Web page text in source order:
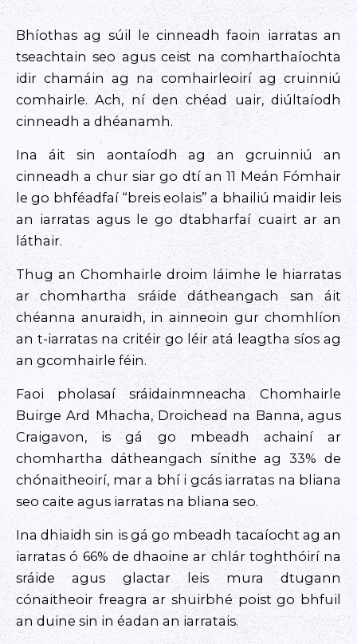
Bhíothas ag súil le cinneadh faoin iarratas an
tseachtain seo agus ceist na comharthaíochta
idir chamáin ag na comhairleoirí ag cruinniú
comhairle. Ach, ní den chéad uair, diúltaíodh
cinneadh a dhéanamh.
Ina áit sin aontaíodh ag an gcruinniú an
cinneadh a chur siar go dtí an 11 Meán Fómhair
le go bhféadfaí “breis eolais” a bhailiú maidir leis
an iarratas agus le go dtabharfaí cuairt ar an
láthair.
Thug an Chomhairle droim láimhe le hiarratas
ar chomhartha sráide dátheangach san áit
chéanna anuraidh, in ainneoin gur chomhlíon
an t-iarratas na critéir go léir atá leagtha síos ag
an gcomhairle féin.
Faoi pholasaí sráidainmneacha Chomhairle
Buirge Ard Mhacha, Droichead na Banna, agus
Craigavon, is gá go mbeadh achainí ar
chomhartha dátheangach sínithe ag 33% de
chónaitheoirí, mar a bhí i gcás iarratas na bliana
seo caite agus iarratas na bliana seo.
Ina dhiaidh sin is gá go mbeadh tacaíocht ag an
iarratas ó 66% de dhaoine ar chlár toghthóirí na
sráide agus glactar leis mura dtugann
cónaitheoir freagra ar shuirbhé poist go bhfuil
an duine sin in éadan an iarratais.